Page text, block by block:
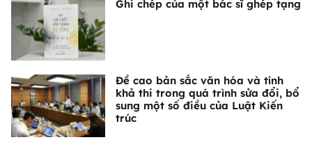
Ghi chép của một bác sĩ ghép tạng
Đề cao bản sắc văn hóa và tính
khả thi trong quá trình sửa đổi, bổ
sung một số điều của Luật Kiến
trúc